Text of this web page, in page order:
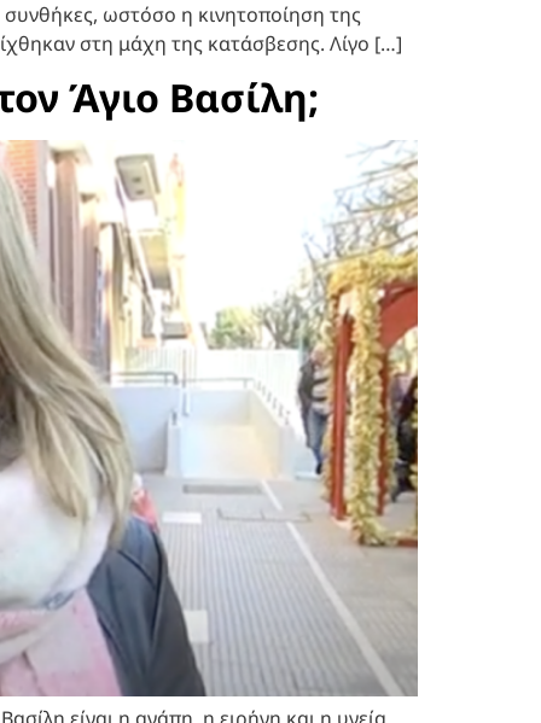
ωστόσο η κινητοποίηση της
στη μάχη της κατάσβεσης. Λίγο […]
Άγιο Βασίλη;